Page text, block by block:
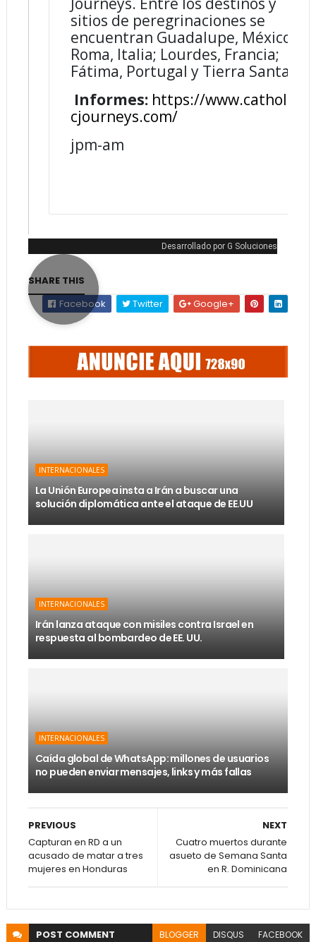
sitios de peregrinaciones se
encuentran Guadalupe, México;
Roma, Italia; Lourdes, Francia;
Fátima, Portugal y Tierra Santa.
Informes: https://www.catholi
cjourneys.com/
jpm-am
Desarrollado por G Soluciones
SHARE THIS
Facebook
Twitter Google+
INTERNACIONALES
La Unión Europea insta a Irán a buscar una
solución diplomática ante el ataque de EE.UU
INTERNACIONALES
Irán lanza ataque con misiles contra Israel en
respuesta al bombardeo de EE. UU.
INTERNACIONALES
Caída global de WhatsApp: millones de usuarios
no pueden enviar mensajes, links y más fallas
NEXT
Cuatro muertos durante
asueto de Semana Santa
en R. Dominicana
PREVIOUS
Capturan en RD a un
acusado de matar a tres
mujeres en Honduras
POST COMMENT BLOGGER DISQUS FACEBOOK